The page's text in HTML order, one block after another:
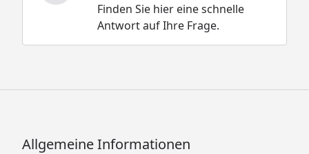
Finden Sie hier eine schnelle
Antwort auf Ihre Frage.
Allgemeine Informationen